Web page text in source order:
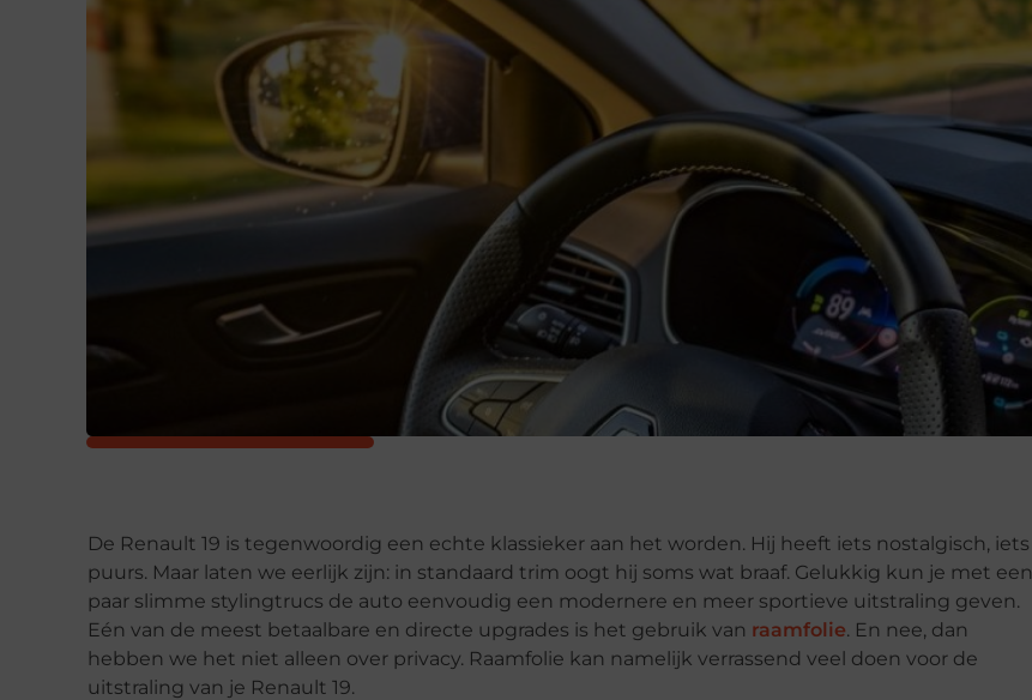
De Renault 19 is tegenwoordig een echte klassieker aan het worden. Hij heeft iets nostalgisch, iets
puurs. Maar laten we eerlijk zijn: in standaard trim oogt hij soms wat braaf. Gelukkig kun je met een
paar slimme stylingtrucs de auto eenvoudig een modernere en meer sportieve uitstraling geven.
Eén van de meest betaalbare en directe upgrades is het gebruik van raamfolie. En nee, dan
hebben we het niet alleen over privacy. Raamfolie kan namelijk verrassend veel doen voor de
uitstraling van je Renault 19.